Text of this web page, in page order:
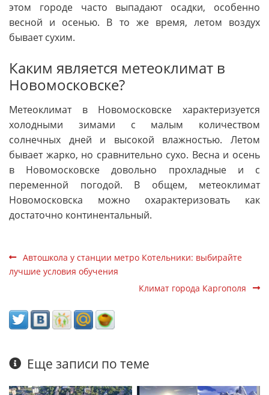
этом городе часто выпадают осадки, особенно
весной и осенью. В то же время, летом воздух
бывает сухим.
Каким является метеоклимат в
Новомосковске?
Метеоклимат в Новомосковске характеризуется
холодными зимами с малым количеством
солнечных дней и высокой влажностью. Летом
бывает жарко, но сравнительно сухо. Весна и осень
в Новомосковске довольно прохладные и с
переменной погодой. В общем, метеоклимат
Новомосковска можно охарактеризовать как
достаточно континентальный.
Автошкола у станции метро Котельники: выбирайте
лучшие условия обучения
Климат города Каргополя
Еще записи по теме